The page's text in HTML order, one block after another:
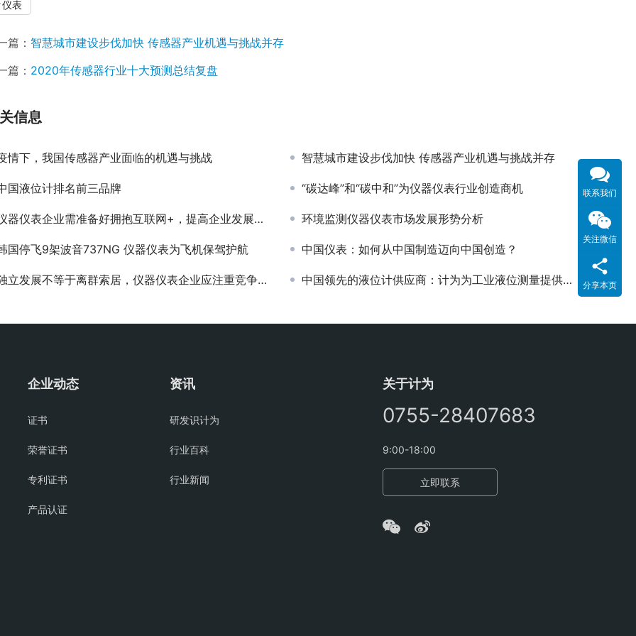
仪表
篇： 智慧城市建设步伐加快 传感器产业机遇与挑战并存
篇： 2020年传感器行业十大预测总结复盘
信息
情下，我国传感器产业面临的机遇与挑战 智慧城市建设步伐加快 传感器产业机遇与挑战并存
国液位计排名前三品牌 “碳达峰”和“碳中和”为仪器仪表行业创造商机
器仪表企业需准备好拥抱互联网+，提高企业发展竞争力 环境监测仪器仪表市场发展形势分析
国停飞9架波音737NG 仪器仪表为飞机保驾护航 中国仪表：如何从中国制造迈向中国创造？
立发展不等于离群索居，仪器仪表企业应注重竞争、学习 中国领先的液位计供应商：计为为工业液位测量提供可靠解决方案
企业动态
证书
荣誉证书
专利证书
产品认证
资讯
研发识计为
行业百科
行业新闻
关于计为
0755-28407683
9:00-18:00
立即联系
联系我们
关注微信
分享本页